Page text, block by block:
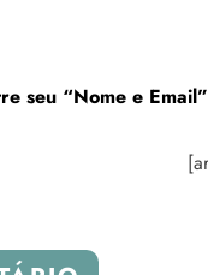
seu “Nome e